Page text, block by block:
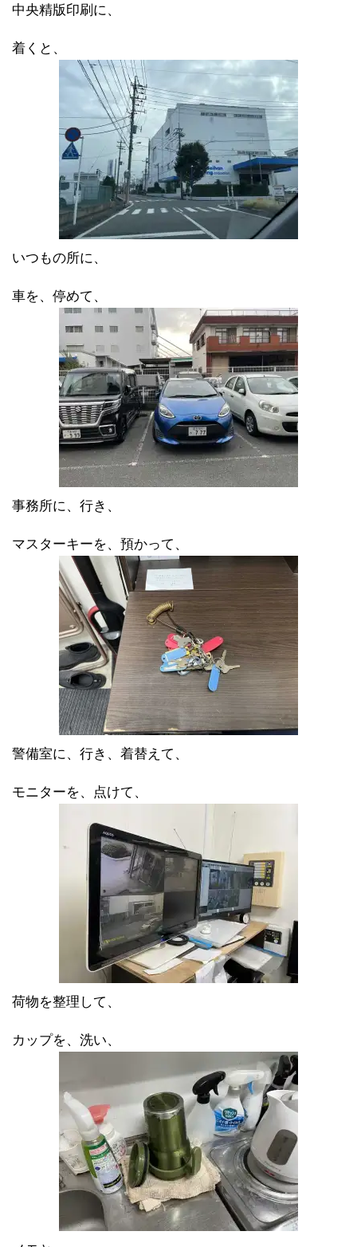
中央精版印刷に、
着くと、
いつもの所に、
車を、停めて、
事務所に、行き、
マスターキーを、預かって、
警備室に、行き、着替えて、
モニターを、点けて、
荷物を整理して、
カップを、洗い、